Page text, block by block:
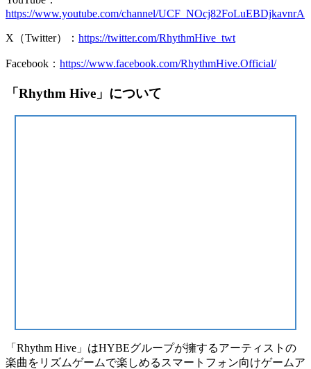
https://www.youtube.com/channel/UCF_NOcj82FoLuEBDjkavnrA
X（Twitter）： https://twitter.com/RhythmHive_twt
Facebook： https://www.facebook.com/RhythmHive.Official/
「Rhythm Hive」について
「Rhythm Hive」はHYBEグループが擁するアーティストの
楽曲をリズムゲームで楽しめるスマートフォン向けゲームア